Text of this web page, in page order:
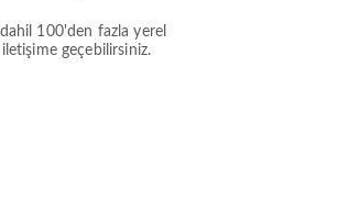
100'den fazla yerel
geçebilirsiniz.